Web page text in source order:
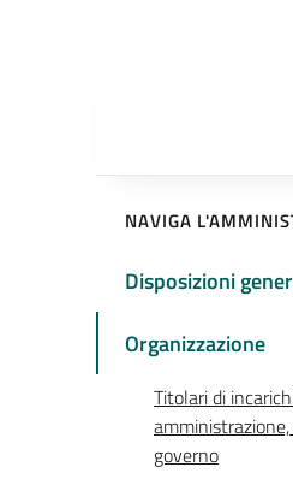
NAVIGA
Disposizioni
Organizzazione
Titolari di
governo